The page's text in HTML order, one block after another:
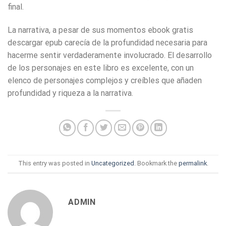
final.
La narrativa, a pesar de sus momentos ebook gratis
descargar epub carecía de la profundidad necesaria para
hacerme sentir verdaderamente involucrado. El desarrollo
de los personajes en este libro es excelente, con un
elenco de personajes complejos y creíbles que añaden
profundidad y riqueza a la narrativa.
This entry was posted in Uncategorized . Bookmark the permalink.
ADMIN